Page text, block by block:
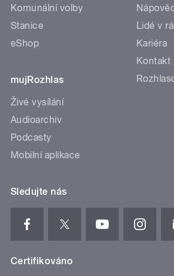
Komunální volby
Stanice
eShop
mujRozhlas
Živé vysílání
Audioarchiv
Podcasty
Mobilní aplikace
Lidé v
Kariéra
Kontakt
Sledujte nás
Certifikováno